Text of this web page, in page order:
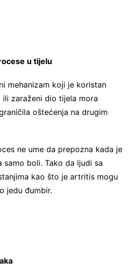
u tijelu
mehanizam koji je koristan
ili zaraženi dio tijela mora
oštećenja na drugim
ne ume da prepozna kada je
samo boli. Tako da ljudi sa
kao što je artritis mogu
jedu đumbir.